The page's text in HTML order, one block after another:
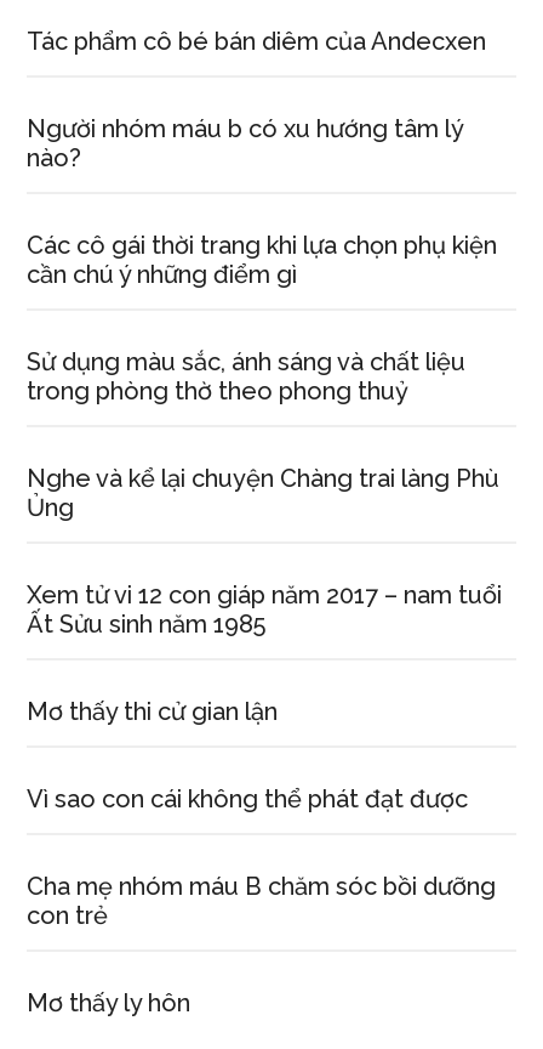
Tác phẩm cô bé bán diêm của Andecxen
Người nhóm máu b có xu hướng tâm lý
nào?
Các cô gái thời trang khi lựa chọn phụ kiện
cần chú ý những điểm gì
Sử dụng màu sắc, ánh sáng và chất liệu
trong phòng thờ theo phong thuỷ
Nghe và kể lại chuyện Chàng trai làng Phù
Ủng
Xem tử vi 12 con giáp năm 2017 – nam tuổi
Ất Sửu sinh năm 1985
Mơ thấy thi cử gian lận
Vì sao con cái không thể phát đạt được
Cha mẹ nhóm máu B chăm sóc bồi dưỡng
con trẻ
Mơ thấy ly hôn